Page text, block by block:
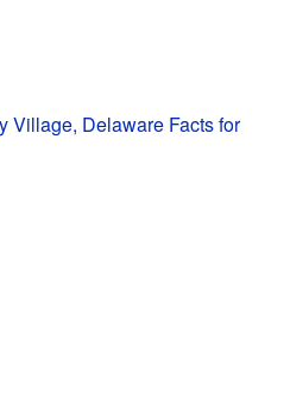
Village, Delaware Facts for